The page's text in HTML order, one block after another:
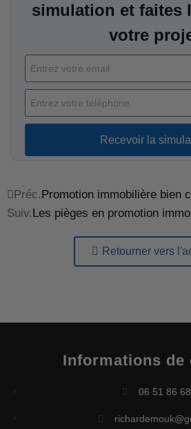
simulation et faites
votre
Recevoir la
Préc. Promotion immobilière bien
Suiv. Les pièges en promotion
Retourner vers
Informations de
06 51 86